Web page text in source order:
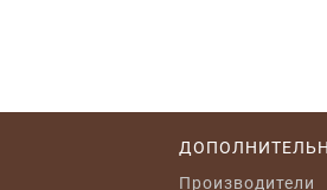
Производители